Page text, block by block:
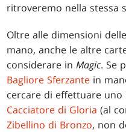
ritroveremo nella stessa
Oltre alle dimensioni
mano, anche le altre
considerare inMagic. Se
Bagliore Sferzante in
cercare di effettuare
Cacciatore di Gloria (al
Zibellino di Bronzo, non